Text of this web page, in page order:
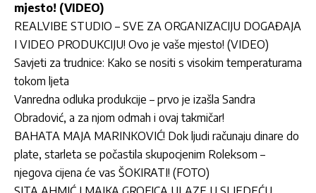
mjesto! (VIDEO)
REALVIBE STUDIO – SVE ZA ORGANIZACIJU DOGAĐAJA
I VIDEO PRODUKCIJU! Ovo je vaše mjesto! (VIDEO)
Savjeti za trudnice: Kako se nositi s visokim temperaturama
tokom ljeta
Vanredna odluka produkcije – prvo je izašla Sandra
Obradović, a za njom odmah i ovaj takmičar!
BAHATA MAJA MARINKOVIĆ! Dok ljudi računaju dinare do
plate, starleta se počastila skupocjenim Roleksom –
njegova cijena će vas ŠOKIRATI! (FOTO)